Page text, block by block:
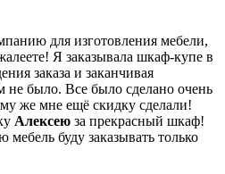
для изготовления мебели,
Я заказывала шкаф-купе в
заказа и заканчивая
было. Все было сделано очень
же мне ещё скидку сделали!
Алексею за прекрасный шкаф!
буду заказывать только